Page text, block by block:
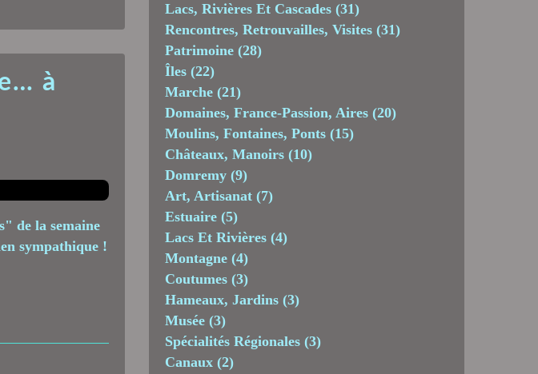
à
de la semaine
sympathique !
Lacs, Rivières Et Cascades (31)
Rencontres, Retrouvailles, Visites (31)
Patrimoine (28)
Îles (22)
Marche (21)
Domaines, France-Passion, Aires (20)
Moulins, Fontaines, Ponts (15)
Châteaux, Manoirs (10)
Domremy (9)
Art, Artisanat (7)
Estuaire (5)
Lacs Et Rivières (4)
Montagne (4)
Coutumes (3)
Hameaux, Jardins (3)
Musée (3)
Spécialités Régionales (3)
Canaux (2)